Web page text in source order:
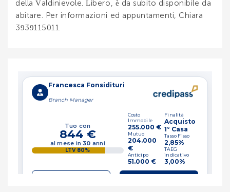
della Valdinievole. Libero, è da subito disponibile da
abitare. Per informazioni ed appuntamenti, Chiara
3939115011.